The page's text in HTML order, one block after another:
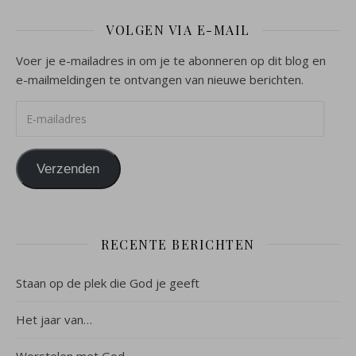
VOLGEN VIA E-MAIL
Voer je e-mailadres in om je te abonneren op dit blog en
e-mailmeldingen te ontvangen van nieuwe berichten.
Verzenden
RECENTE BERICHTEN
Staan op de plek die God je geeft
Het jaar van…